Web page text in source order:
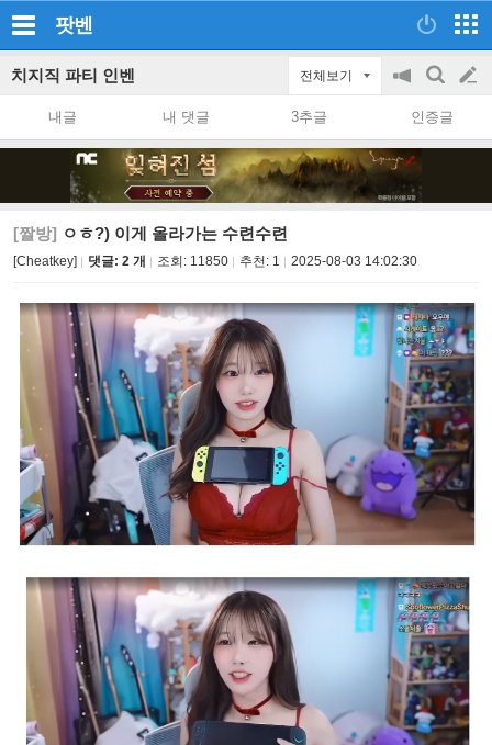
팟벤
치지직 파티 인벤 전체보기
공
on/off
검
색
글
쓰
내글 내 댓글 3추글 인증글
[짤방] ㅇㅎ?) 이게 올라가는 수련수련
[Cheatkey] 댓글: 2 개 조회: 11850 추천: 1 2025-08-03 14:02:30